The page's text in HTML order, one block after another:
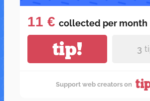
11 € collected per month
tip! 3
Support web creators on